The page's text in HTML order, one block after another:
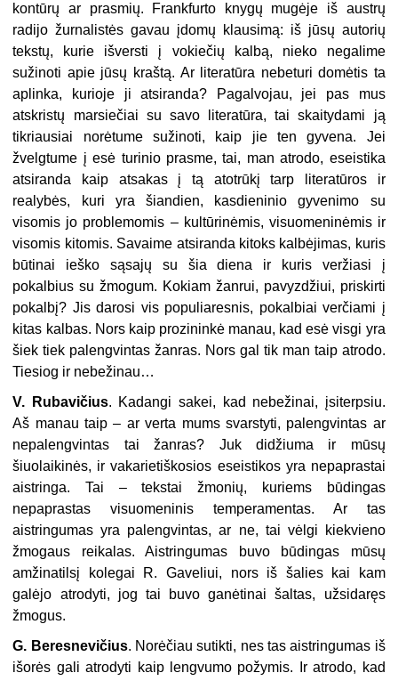
kontūrų ar prasmių. Frankfurto knygų mugėje iš austrų
radijo žurnalistės gavau įdomų klausimą: iš jūsų autorių
tekstų, kurie išversti į vokiečių kalbą, nieko negalime
sužinoti apie jūsų kraštą. Ar literatūra nebeturi domėtis ta
aplinka, kurioje ji atsiranda? Pagalvojau, jei pas mus
atskristų marsiečiai su savo literatūra, tai skaitydami ją
tikriausiai norėtume sužinoti, kaip jie ten gyvena. Jei
žvelgtume į esė turinio prasme, tai, man atrodo, eseistika
atsiranda kaip atsakas į tą atotrūkį tarp literatūros ir
realybės, kuri yra šiandien, kasdieninio gyvenimo su
visomis jo problemomis – kultūrinėmis, visuomeninėmis ir
visomis kitomis. Savaime atsiranda kitoks kalbėjimas, kuris
būtinai ieško sąsajų su šia diena ir kuris veržiasi į
pokalbius su žmogum. Kokiam žanrui, pavyzdžiui, priskirti
pokalbį? Jis darosi vis populiaresnis, pokalbiai verčiami į
kitas kalbas. Nors kaip prozininkė manau, kad esė visgi yra
šiek tiek palengvintas žanras. Nors gal tik man taip atrodo.
Tiesiog ir nebežinau…
V. Rubavičius. Kadangi sakei, kad nebežinai, įsiterpsiu.
Aš manau taip – ar verta mums svarstyti, palengvintas ar
nepalengvintas tai žanras? Juk didžiuma ir mūsų
šiuolaikinės, ir vakarietiškosios eseistikos yra nepaprastai
aistringa. Tai – tekstai žmonių, kuriems būdingas
nepaprastas visuomeninis temperamentas. Ar tas
aistringumas yra palengvintas, ar ne, tai vėlgi kiekvieno
žmogaus reikalas. Aistringumas buvo būdingas mūsų
amžinatilsį kolegai R. Gaveliui, nors iš šalies kai kam
galėjo atrodyti, jog tai buvo ganėtinai šaltas, užsidaręs
žmogus.
G. Beresnevičius. Norėčiau sutikti, nes tas aistringumas iš
išorės gali atrodyti kaip lengvumo požymis. Ir atrodo, kad